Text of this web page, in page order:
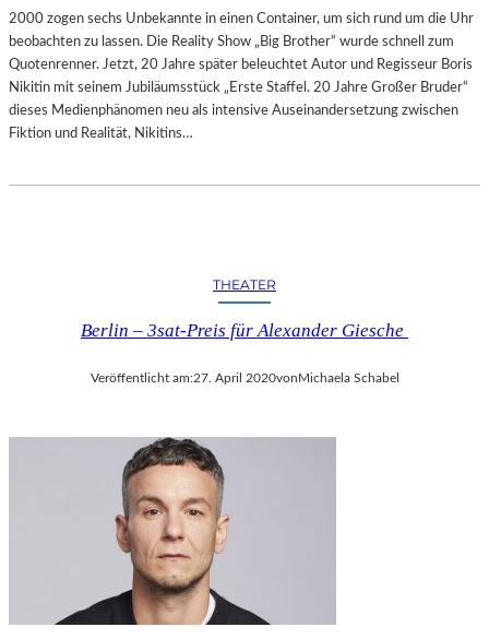
2000 zogen sechs Unbekannte in einen Container, um sich rund um die Uhr
beobachten zu lassen. Die Reality Show „Big Brother“ wurde schnell zum
Quotenrenner. Jetzt, 20 Jahre später beleuchtet Autor und Regisseur Boris
Nikitin mit seinem Jubiläumsstück „Erste Staffel. 20 Jahre Großer Bruder“
dieses Medienphänomen neu als intensive Auseinandersetzung zwischen
Fiktion und Realität, Nikitins…
THEATER
Berlin – 3sat-Preis für Alexander Giesche
Veröffentlicht am:27. April 2020vonMichaela Schabel